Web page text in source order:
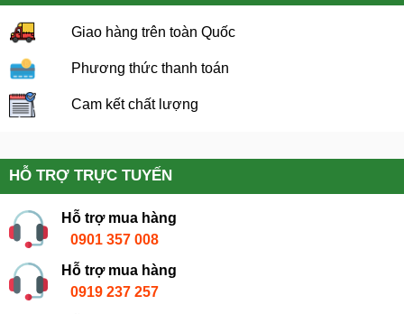
Giao hàng trên toàn Quốc
Phương thức thanh toán
Cam kết chất lượng
HỖ TRỢ TRỰC TUYẾN
Hỗ trợ mua hàng
0901 357 008
Hỗ trợ mua hàng
0919 237 257